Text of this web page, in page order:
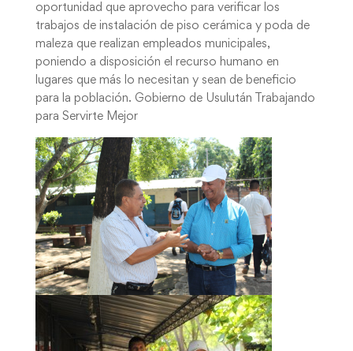
oportunidad que aprovecho para verificar los
trabajos de instalación de piso cerámica y poda de
maleza que realizan empleados municipales,
poniendo a disposición el recurso humano en
lugares que más lo necesitan y sean de beneficio
para la población. Gobierno de Usulután Trabajando
para Servirte Mejor